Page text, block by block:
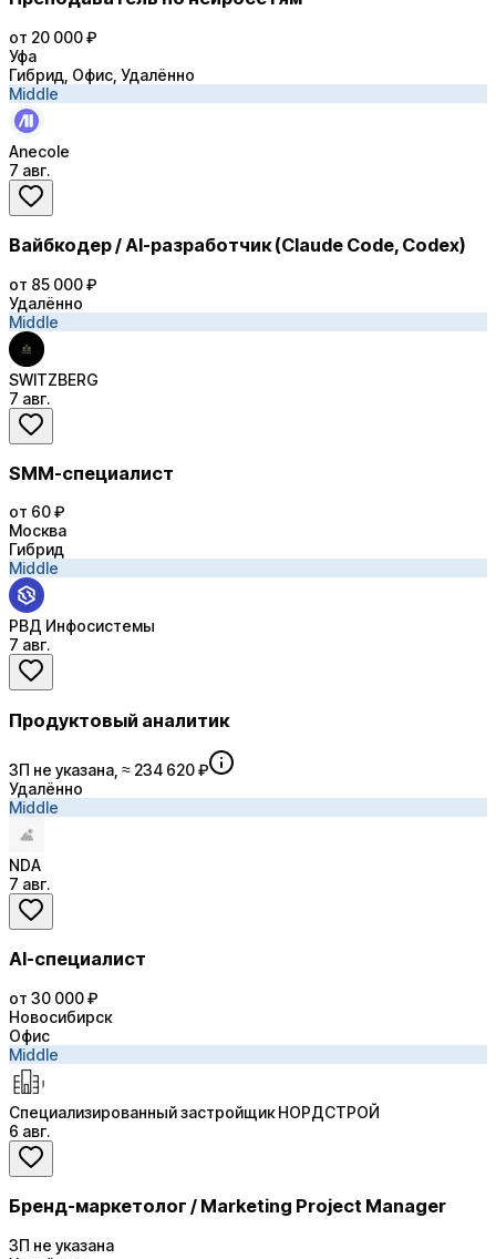
от 20 000 ₽
Уфа
Гибрид, Офис, Удалённо
Middle
Anecole
7 авг.
Вайбкодер / AI-разработчик (Claude Code, Codex)
от 85 000 ₽
Удалённо
Middle
SWITZBERG
7 авг.
SMM-специалист
от 60 ₽
Москва
Гибрид
Middle
РВД Инфосистемы
7 авг.
Продуктовый аналитик
ЗП не указана, ≈ 234 620 ₽
Удалённо
Middle
NDA
7 авг.
AI-специалист
от 30 000 ₽
Новосибирск
Офис
Middle
Специализированный застройщик НОРДСТРОЙ
6 авг.
Бренд-маркетолог / Marketing Project Manager
ЗП не указана